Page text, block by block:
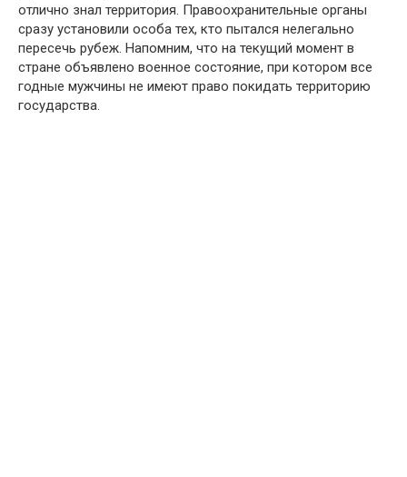
отлично знал территория. Правоохранительные органы
сразу установили особа тех, кто пытался нелегально
пересечь рубеж. Напомним, что на текущий момент в
стране объявлено военное состояние, при котором все
годные мужчины не имеют право покидать территорию
государства.